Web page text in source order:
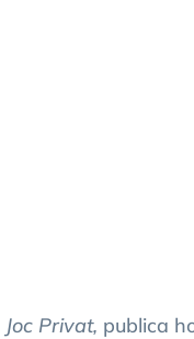
Joc Privat, publica